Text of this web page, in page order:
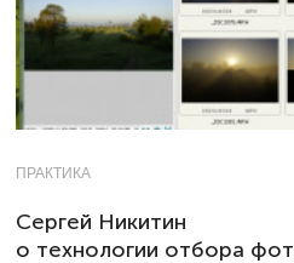
ПРАКТИКА
Сергей Никитин
о технологии отбора